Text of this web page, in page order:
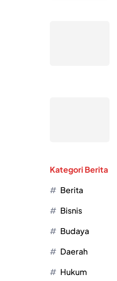
Kategori Berita
Berita
Bisnis
Budaya
Daerah
Hukum